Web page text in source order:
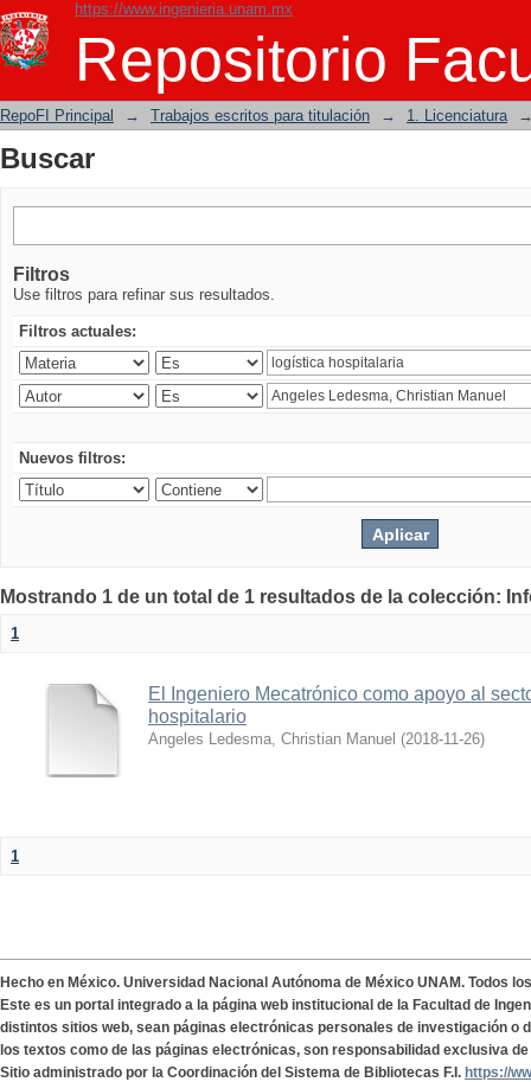
https://www.ingenieria.unam.mx
Repositorio
Buscar
RepoFI Principal → Trabajos escritos para titulación → 1. Licenciatura
Buscar
Filtros
Use filtros para refinar sus resultados.
Filtros actuales:
Nuevos filtros:
Mostrando 1 de un total de 1 resultados de la colección:
1
El Ingeniero Mecatrónico como apoyo al
hospitalario
Angeles Ledesma, Christian Manuel (2018-11-26)
1
Hecho en México. Universidad Nacional Autónoma de México UNAM. Todos
Este es un portal integrado a la página web institucional de la Facultad de
distintos sitios web, sean páginas electrónicas personales de investigación o
los textos como de las páginas electrónicas, son responsabilidad exclusiva
Sitio administrado por la Coordinación del Sistema de Bibliotecas F.I. https://